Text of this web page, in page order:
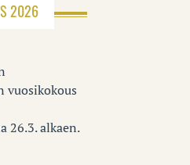
2026
vuosikokous
26.3. alkaen.